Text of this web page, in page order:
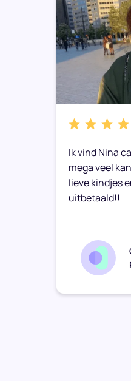
Ik vind Nina
mega veel
lieve kindjes
uitbetaald!!